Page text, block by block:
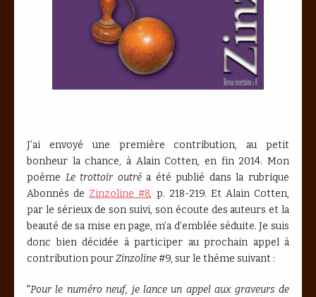
J’ai envoyé une première contribution, au petit
bonheur la chance, à Alain Cotten, en fin 2014. Mon
poème Le trottoir outréa été publié dans la rubrique
Abonnés de Zinzoline #8, p. 218-219. Et Alain Cotten,
par le sérieux de son suivi, son écoute des auteurs et la
beauté de sa mise en page, m’a d’emblée séduite. Je suis
donc bien décidée à participer au prochain appel à
contribution pourZinzoline#9, sur le thème suivant :
"Pour le numéro neuf, je lance un appel aux graveurs de